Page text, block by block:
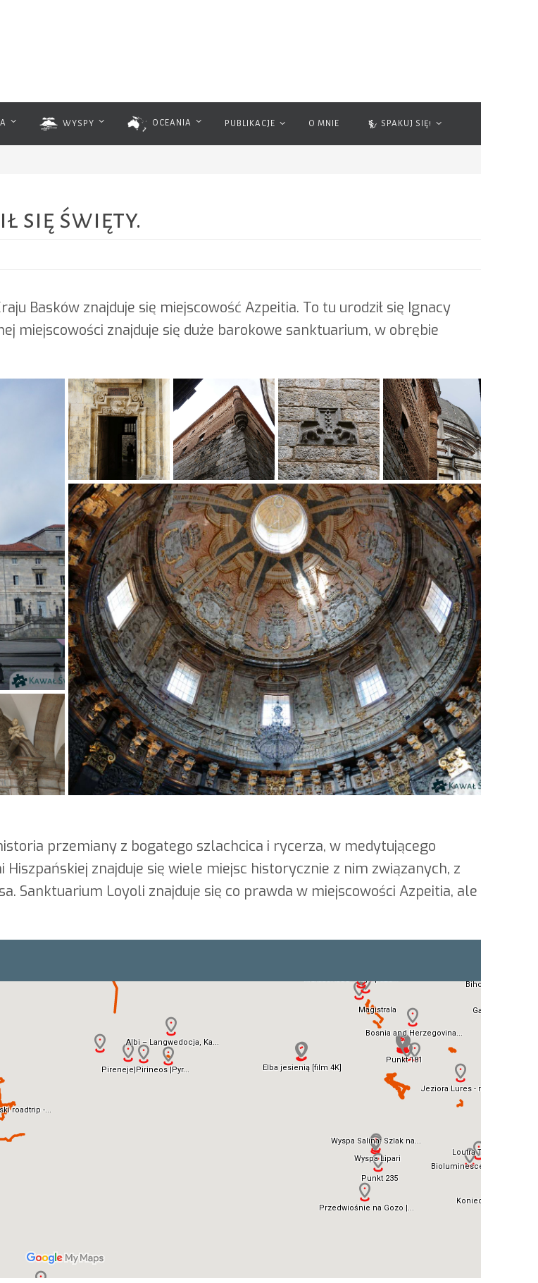
WYSPY OCEANIA PUBLIKACJE O MNIE SPAKUJ SIĘ!
się święty.
Basków znajduje się miejscowość Azpeitia. To tu urodził się Ignacy
miejscowości znajduje się duże barokowe sanktuarium, w obrębie
przemiany z bogatego szlachcica i rycerza, w medytującego
znajduje się wiele miejsc historycznie z nim związanych, z
Sanktuarium Loyoli znajduje się co prawda w miejscowości Azpeitia, ale